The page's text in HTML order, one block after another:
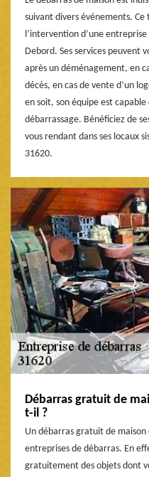
suivant divers événements. Ce
l’intervention d’une
Debord. Ses services peuvent
après un déménagement, en
décès, en cas de vente d’un
en soit, son équipe est capable
débarrassage. Bénéficiez de
vous rendant dans ses locaux
31620.
Débarras gratuit de
t-il ?
Un débarras gratuit de
entreprises de débarras. En
gratuitement des objets dont